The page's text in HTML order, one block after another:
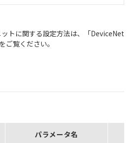
トに関する設定方法は、「DeviceNet
ご覧ください。
パラメータ名